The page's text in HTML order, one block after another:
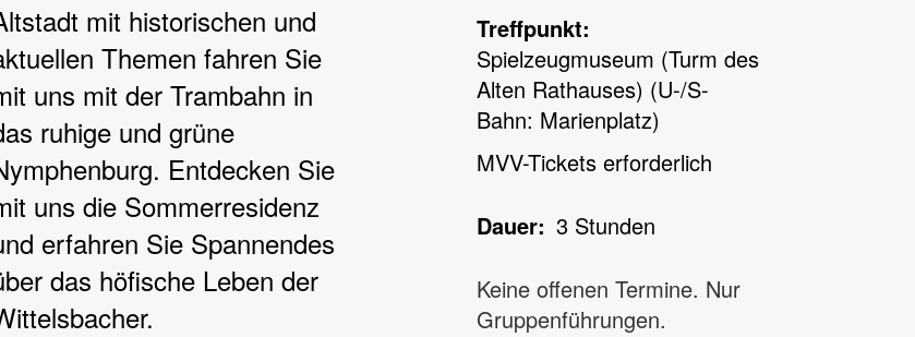
mit historischen und
Themen fahren Sie
uns mit der Trambahn in
ruhige und grüne
Entdecken Sie
uns die Sommerresidenz
erfahren Sie Spannendes
das höfische Leben der
Treffpunkt
Spielzeugmuseum (Turm des
Alten Rathauses) (U-/S-
Bahn: Marienplatz)
MVV-Tickets erforderlich
Dauer 3 Stunden
Keine offenen Termine. Nur
Gruppenführungen.